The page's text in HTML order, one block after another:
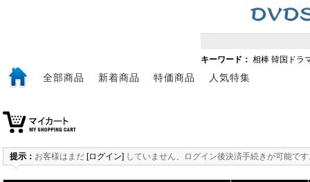
キーワード： 相棒 韓国ドラ
全部商品 新着商品 特価商品 人気特集
提示： お客様はまだ [ログイン] していません、ログイン後決済手続きが可能で